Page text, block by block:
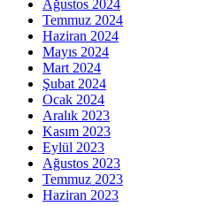
Ağustos 2024
Temmuz 2024
Haziran 2024
Mayıs 2024
Mart 2024
Şubat 2024
Ocak 2024
Aralık 2023
Kasım 2023
Eylül 2023
Ağustos 2023
Temmuz 2023
Haziran 2023